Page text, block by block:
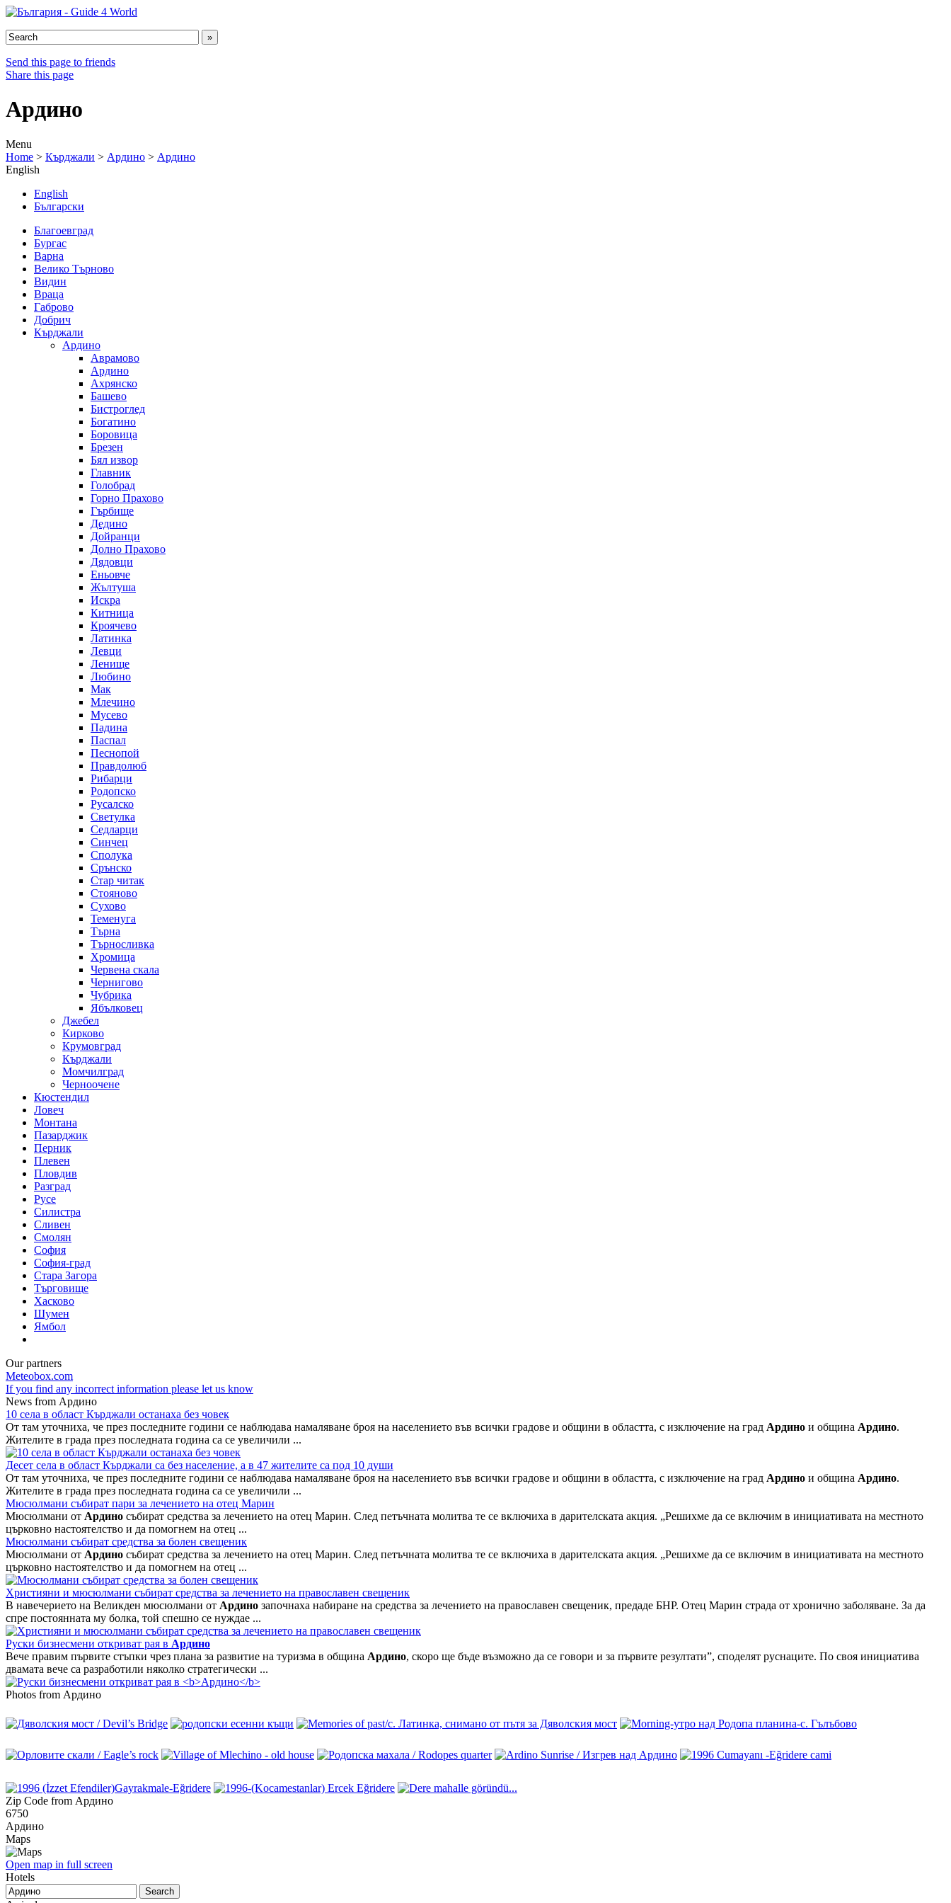
Send this page to friends
Share this page
Ардино
Menu
Home > Кърджали > Ардино > Ардино
English
English
Български
Благоевград
Бургас
Варна
Велико Търново
Видин
Враца
Габрово
Добрич
Кърджали
Ардино
Аврамово
Ардино
Ахрянско
Башево
Бистроглед
Богатино
Боровица
Брезен
Бял извор
Главник
Голобрад
Горно Прахово
Гърбище
Дедино
Дойранци
Долно Прахово
Дядовци
Еньовче
Жълтуша
Искра
Китница
Кроячево
Латинка
Левци
Ленище
Любино
Мак
Млечино
Мусево
Падина
Паспал
Песнопой
Правдолюб
Рибарци
Родопско
Русалско
Светулка
Седларци
Синчец
Сполука
Срънско
Стар читак
Стояново
Сухово
Теменуга
Търна
Търносливка
Хромица
Червена скала
Чернигово
Чубрика
Ябълковец
Джебел
Кирково
Крумовград
Кърджали
Момчилград
Черноочене
Кюстендил
Ловеч
Монтана
Пазарджик
Перник
Плевен
Пловдив
Разград
Русе
Силистра
Сливен
Смолян
София
София-град
Стара Загора
Търговище
Хасково
Шумен
Ямбол
Our partners
Meteobox.com
If you find any incorrect information please let us know
News from Ардино
10 села в област Кърджали останаха без човек
От там уточниха, че през последните години се наблюдава намаляване броя на населението във всички градове и общини в областта, с изключение на град Ардино и община Ардино.
Жителите в града през последната година са се увеличили ...
Десет села в област Кърджали са без население, а в 47 жителите са под 10 души
От там уточниха, че през последните години се наблюдава намаляване броя на населението във всички градове и общини в областта, с изключение на град Ардино и община Ардино.
Жителите в града през последната година са се увеличили ...
Мюсюлмани събират пари за лечението на отец Марин
Мюсюлмани от Ардино събират средства за лечението на отец Марин. След петъчната молитва те се включиха в дарителската акция. „Решихме да се включим в инициативата на местното
църковно настоятелство и да помогнем на отец ...
Мюсюлмани събират средства за болен свещеник
Мюсюлмани от Ардино събират средства за лечението на отец Марин. След петъчната молитва те се включиха в дарителската акция. „Решихме да се включим в инициативата на местното
църковно настоятелство и да помогнем на отец ...
Християни и мюсюлмани събират средства за лечението на православен свещеник
В навечерието на Великден мюсюлмани от Ардино започнаха набиране на средства за лечението на православен свещеник, предаде БНР. Отец Марин страда от хронично заболяване. За да
спре постоянната му болка, той спешно се нуждае ...
Руски бизнесмени откриват рая в Ардино
Вече правим първите стъпки чрез плана за развитие на туризма в община Ардино, скоро ще бъде възможно да се говори и за първите резултати”, споделят руснаците. По своя инициатива
двамата вече са разработили няколко стратегически ...
Photos from Ардино
Zip Code from Ардино
6750
Ардино
Maps
Open map in full screen
Hotels